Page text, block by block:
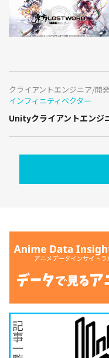
クライアントエンジニア/開
インフィニティベクター
Unityクライアントエンジ